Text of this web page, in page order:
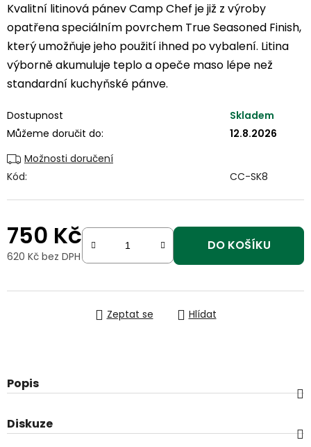
Kvalitní litinová pánev Camp Chef je již z výroby
opatřena speciálním povrchem True Seasoned Finish,
který umožňuje jeho použití ihned po vybalení. Litina
výborně akumuluje teplo a opeče maso lépe než
standardní kuchyňské pánve.
Dostupnost
Skladem
Můžeme doručit do:
12.8.2026
Možnosti doručení
Kód:
CC-SK8
750 Kč
620 Kč bez DPH
DO KOŠÍKU
Zeptat se Hlídat
Popis
Diskuze